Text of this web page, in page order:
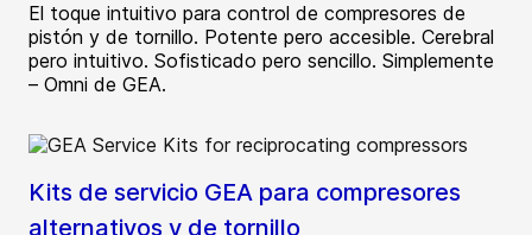
El toque intuitivo para control de compresores de
pistón y de tornillo. Potente pero accesible. Cerebral
pero intuitivo. Sofisticado pero sencillo. Simplemente
– Omni de GEA.
Kits de servicio GEA para compresores
alternativos y de tornillo